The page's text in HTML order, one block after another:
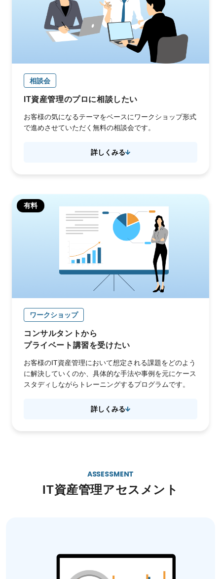
相談会
IT資産管理のプロに相談したい
お客様の気になるテーマをベースにワークショップ形式
で進めさせていただく無料の相談会です。
詳しくみる
有料
ワークショップ
コンサルタントから
プライベート講習を受けたい
お客様のIT資産管理において想定される課題をどのよう
に解決していくのか、具体的な手法や事例を元にケース
スタディしながらトレーニングするプログラムです。
詳しくみる
ASSESSMENT
IT資産管理アセスメント